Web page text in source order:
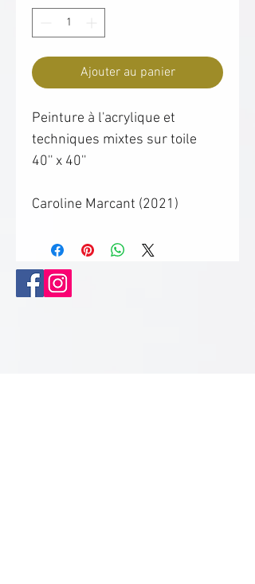
Ajouter au panier
Peinture à l'acrylique et
techniques mixtes sur toile
40'' x 40''
Caroline Marcant (2021)